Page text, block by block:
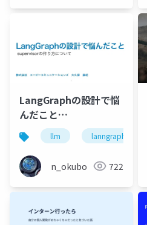
LangGraphの設計で悩
んだこと
_2025_08_23_JMLT
llm lanngraph
n_okubo 722